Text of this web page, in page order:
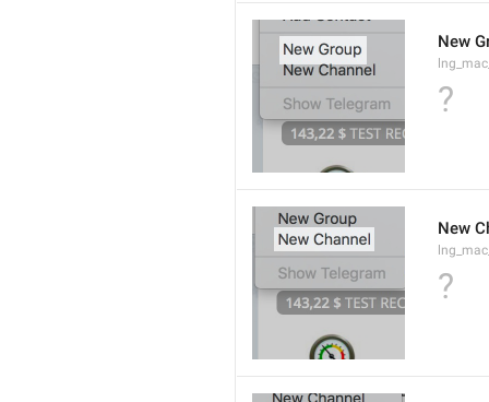
New
?
New
?